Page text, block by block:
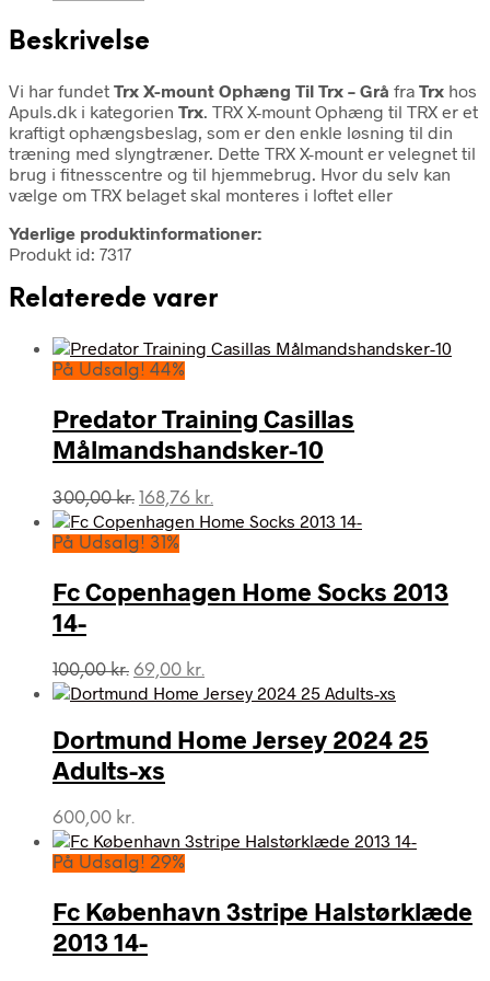
Beskrivelse
Vi har fundet Trx X-mount Ophæng Til Trx – Grå fra Trx hos
Apuls.dk i kategorien Trx. TRX X-mount Ophæng til TRX er et
kraftigt ophængsbeslag, som er den enkle løsning til din
træning med slyngtræner. Dette TRX X-mount er velegnet til
brug i fitnesscentre og til hjemmebrug. Hvor du selv kan
vælge om TRX belaget skal monteres i loftet eller
Yderlige produktinformationer:
Produkt id: 7317
Relaterede varer
På Udsalg! 44%
Predator Training Casillas
Målmandshandsker-10
300,00kr. Den
oprindelige
pris
300,00 kr..
168,76 kr.
aktuelle
168,76 kr..
På Udsalg! 31%
Fc Copenhagen Home Socks 2013
14-
100,00kr. Den
oprindelige
var:
100,00 kr..
69,00 kr.
aktuelle
er:
69,00 kr..
Dortmund Home Jersey 2024 25
Adults-xs
600,00 kr.
På Udsalg! 29%
Fc København 3stripe Halstørklæde
2013 14-